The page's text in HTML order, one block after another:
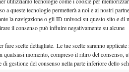
a queste tecnologie permetterà a noi e ai nostri
la navigazione o gli ID univoci su questo sito e di
il consenso può influire negativamente su alcune
scelte dettagliate. Le tue scelte saranno applicate
momento, compreso il ritiro del consenso,
gestione del consenso nella parte inferiore dello
il tuo livello, anche
con Schoorel a
messo in difficoltà